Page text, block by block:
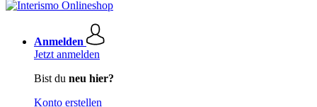
Anmelden
Jetzt anmelden
Bist du neu hier?
Konto erstellen